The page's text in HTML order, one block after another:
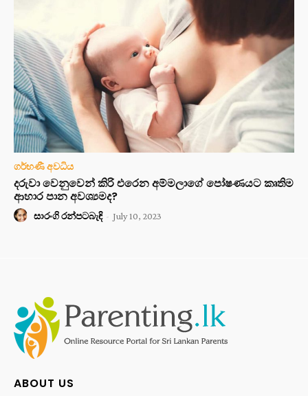
ගර්භණී අවධිය
දරුවා වෙනුවෙන් කිරි එරෙන අම්මලාගේ පෝෂණයට කෘතිම
ආහාර පාන අවශ්‍යමද?
සාරංගි රන්පටබැඳි - July 10, 2023
ABOUT US